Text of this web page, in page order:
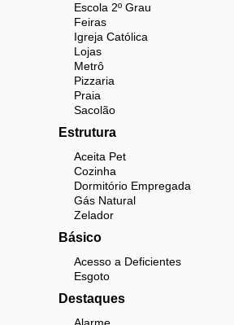
Não perca a oportunidade
conhecer o seu novo lar!
Escola 2º Grau
Feiras
Igreja Católica
Lojas
Metrô
Pizzaria
Praia
Sacolão
Estrutura
Aceita Pet
Cozinha
Dormitório Empregada
Gás Natural
Zelador
Básico
Acesso a Deficientes
Esgoto
Destaques